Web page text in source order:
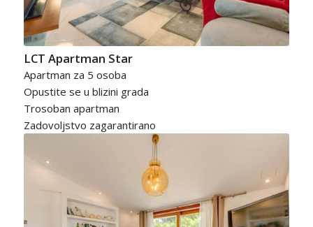
LCT Apartman Star
Apartman za 5 osoba
Opustite se u blizini grada
Trosoban apartman
Zadovoljstvo zagarantirano